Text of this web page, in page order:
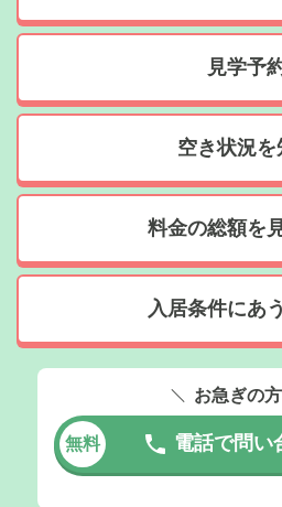
見学予
空き状況を
料金の総額を
入居条件にあ
お急ぎの
無料 電話で問い